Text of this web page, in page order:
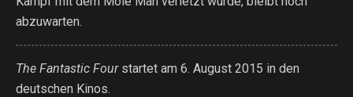
abzuwarten.
The Fantastic Fourstartet am 6. August 2015 in den
deutschen Kinos.